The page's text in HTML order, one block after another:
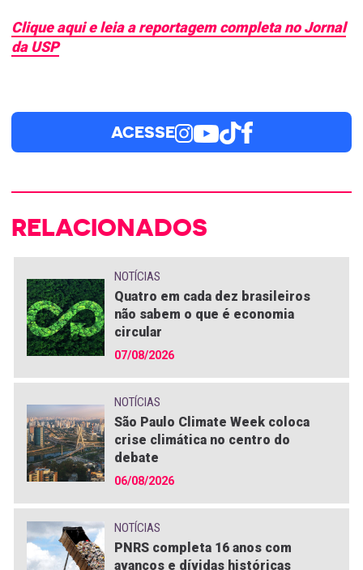
Clique aqui e leia a reportagem completa no Jornal
da USP
ACESSE
RELACIONADOS
NOTÍCIAS
Quatro em cada dez brasileiros
não sabem o que é economia
circular
07/08/2026
NOTÍCIAS
São Paulo Climate Week coloca
crise climática no centro do
debate
06/08/2026
NOTÍCIAS
PNRS completa 16 anos com
avanços e dívidas históricas